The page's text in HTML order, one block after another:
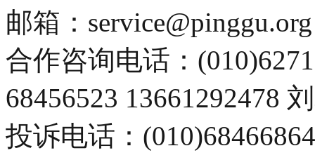
邮箱：service@pinggu.org
合作咨询电话：
68456523 13661292478
投诉电话：